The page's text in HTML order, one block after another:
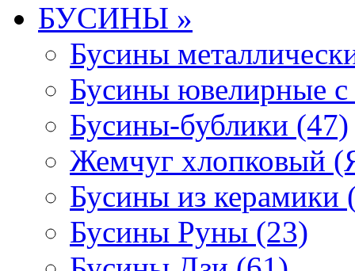
БУСИНЫ »
Бусины
Бусины ювелирные
Бусины-бублики (47)
Жемчуг хлопковый
Бусины из керамики
Бусины Руны (23)